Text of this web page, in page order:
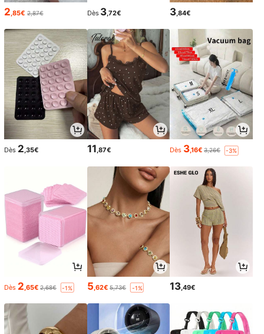
2,85€ 2,87€ Dès 3,72€ 3,84€
Dès 2,35€ 11,87€ Dès 3,16€ 3,26€ -3%
Dès 2 ,65€ 2,68€ -1% 5 ,62€ 5,73€ -1% 13 ,49€